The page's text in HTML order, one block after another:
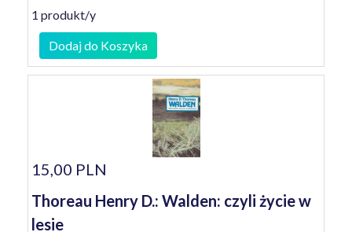
1 produkt/y
Dodaj do Koszyka
15,00 PLN
Thoreau Henry D.: Walden: czyli życie w
lesie